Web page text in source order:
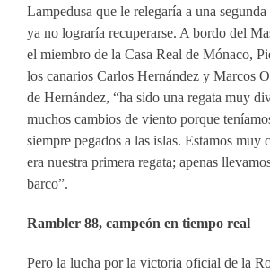
Lampedusa que le relegaría a una
ya no lograría recuperarse. A bordo del
el miembro de la Casa Real de Mónaco,
los canarios Carlos Hernández y Marcos
de Hernández, “ha sido una regata muy
muchos cambios de viento porque
siempre pegados a las islas. Estamos muy
era nuestra primera regata; apenas
barco”.
Rambler 88, campeón en tiempo real
Pero la lucha por la victoria oficial de la